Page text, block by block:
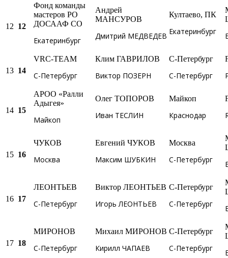
12 12
Фонд команды
мастеров РО
ДОСААФ СО
Екатеринбург
Андрей
МАНСУРОВ
Дмитрий МЕДВЕДЕВ
Култаево, ПК
Екатеринбург
13 14
VRC-TEAM
С-Петербург
Клим ГАВРИЛОВ
Виктор ПОЗЕРН
С-Петербург
С-Петербург
14 15
АРОО «Ралли
Адыгея»
Майкоп
Олег ТОПОРОВ
Иван ТЕСЛИН
Майкоп
Краснодар
15 16
ЧУКОВ
Москва
Евгений ЧУКОВ
Максим ШУБКИН
Москва
С-Петербург
16 17
ЛЕОНТЬЕВ
С-Петербург
Виктор ЛЕОНТЬЕВ
Игорь ЛЕОНТЬЕВ
С-Петербург
С-Петербург
17 18
МИРОНОВ
С-Петербург
Михаил МИРОНОВ
Кирилл ЧАПАЕВ
С-Петербург
С-Петербург